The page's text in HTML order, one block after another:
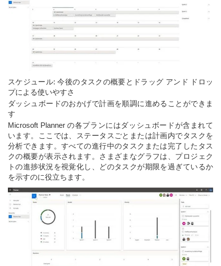
スケジュール: 今後のタスクの概要とドラッグ アンド ドロッ
プによる使いやすさ
ダッシュボードのおかげで計画を順調に進めることができま
す
Microsoft Planner の各プランにはダッシュボードが含まれて
います。ここでは、ステータスごとまたは計画内でタスクを
分析できます。すべての進行中のタスクまたは完了したタス
クの概要が表示されます。さまざまなグラフは、プロジェク
トの進捗状況を視覚化し、どのタスクが期限を過ぎているか
を示すのに役立ちます。